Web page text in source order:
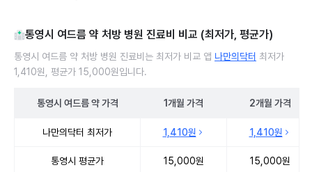
통영시 여드름 약 처방 병원 진료비 비교 (최저가, 평균가)
통영시 여드름 약 처방 병원 진료비는 최저가 비교 앱 나만의닥터 최저가
1,410원, 평균가 15,000원입니다.
통영시 여드름 약가격 1개월 가격 2개월 가격
나만의닥터 최저가 1,410원 1,410원
통영시 평균가 15,000원 15,000원